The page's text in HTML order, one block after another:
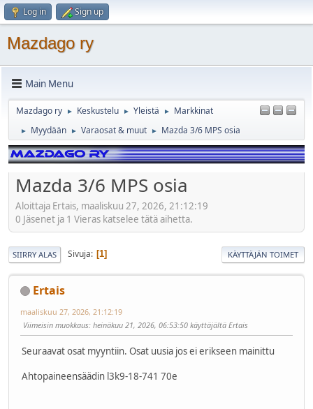
Log in Sign up
Mazdago ry
Main Menu
Mazdago ry ► Keskustelu ► Yleistä ► Markkinat
► Myydään ► Varaosat & muut ► Mazda 3/6 MPS osia
Mazda 3/6 MPS osia
Aloittaja Ertais, maaliskuu 27, 2026, 21:12:19
0 Jäsenet ja 1 Vieras katselee tätä aihetta.
SIIRRY ALAS Sivuja 1 KÄYTTÄJÄN TOIMET
Ertais
maaliskuu 27, 2026, 21:12:19
Viimeisin muokkaus: heinäkuu 21, 2026, 06:53:50 käyttäjältä Ertais
Seuraavat osat myyntiin. Osat uusia jos ei erikseen mainittu
Ahtopaineensäädin l3k9-18-741 70e